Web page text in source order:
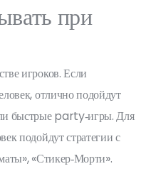
при
игроков. Если
отлично подойдут
быстрые party‑игры. Для
подойдут стратегии с
«Стикер‑Морти».